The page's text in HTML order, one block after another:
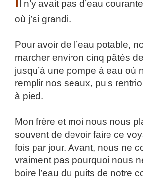
l n’y avait pas d’eau
où j’ai grandi.
Pour avoir de l’eau potable,
marcher environ cinq pâtés
jusqu’à une pompe à eau où
remplir nos seaux, puis
à pied.
Mon frère et moi nous nous
souvent de devoir faire ce
fois par jour. Avant, nous ne
vraiment pas pourquoi nous
boire l’eau du puits de notre